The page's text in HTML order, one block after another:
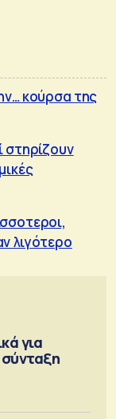
κούρσα της
στηρίζουν
λιγότερο
για